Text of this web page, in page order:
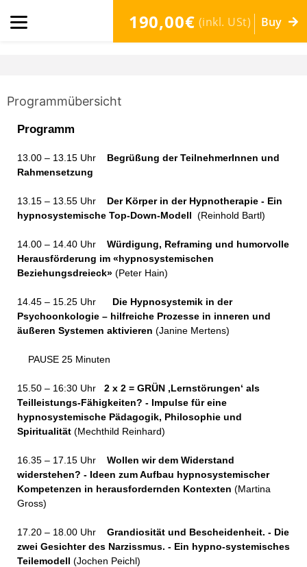
190,00€ (inkl. USt) Buy
Programmübersicht
Programm
13.00 – 13.15 Uhr
Begrüßung der TeilnehmerInnen und
Rahmensetzung
13.15 – 13.55 Uhr Der Körper in der Hypnotherapie - Ein
hypnosystemische Top-Down-Modell (Reinhold Bartl)
14.00 – 14.40 Uhr Würdigung, Reframing und humorvolle
Herausförderung im «hypnosystemischen
Beziehungsdreieck» (Peter Hain)
14.45 – 15.25 Uhr
Die Hypnosystemik in der
Psychoonkologie – hilfreiche Prozesse in inneren und
äußeren Systemen aktivieren (Janine Mertens)
PAUSE 25 Minuten
15.50 – 16:30 Uhr 2 x 2 = GRÜN ‚Lernstörungen‘ als
Teilleistungs-Fähigkeiten? - Impulse für eine
hypnosystemische Pädagogik, Philosophie und
Spiritualität (Mechthild Reinhard)
16.35 – 17.15 Uhr Wollen wir dem Widerstand
widerstehen? - Ideen zum Aufbau hypnosystemischer
Kompetenzen in herausfordernden Kontexten (Martina
Gross)
17.20 – 18.00 Uhr Grandiosität und Bescheidenheit. - Die
zwei Gesichter des Narzissmus. - Ein hypno-systemisches
Teilemodell (Jochen Peichl)